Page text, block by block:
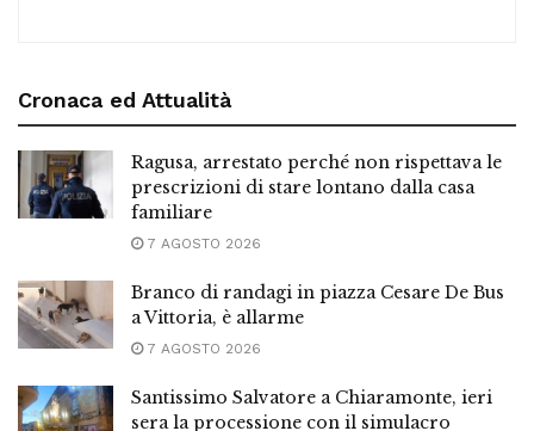
Cronaca ed Attualità
Ragusa, arrestato perché non rispettava le
prescrizioni di stare lontano dalla casa
familiare
7 AGOSTO 2026
Branco di randagi in piazza Cesare De Bus
a Vittoria, è allarme
7 AGOSTO 2026
Santissimo Salvatore a Chiaramonte, ieri
sera la processione con il simulacro